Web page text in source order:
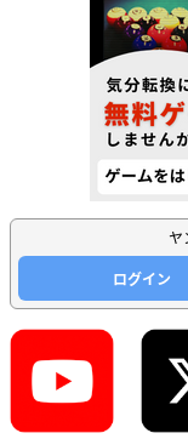
ヤ
ログイン